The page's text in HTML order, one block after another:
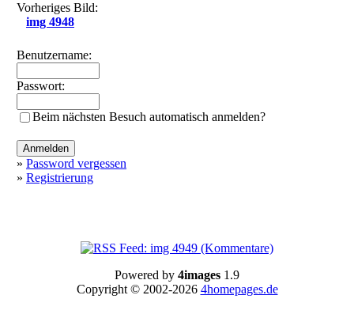
Vorheriges Bild:
img 4948
Benutzername:
Passwort:
Beim nächsten Besuch automatisch anmelden?
» Password vergessen
» Registrierung
Powered by 4images 1.9
Copyright © 2002-2026 4homepages.de